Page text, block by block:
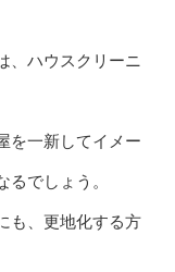
、ハウスクリーニ
を一新してイメー
でしょう。
も、更地化する方